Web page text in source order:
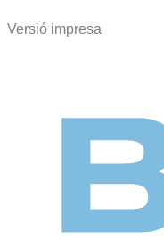
Versió impresa